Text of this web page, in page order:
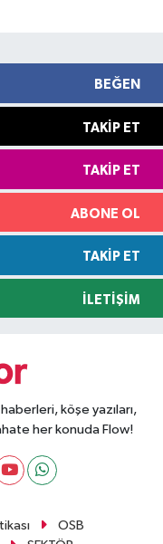
BEĞEN
TAKIP ET
TAKIP ET
ABONE OL
TAKIP ET
İLETIŞIM
köşe yazıları,
her konuda Flow!
OSB